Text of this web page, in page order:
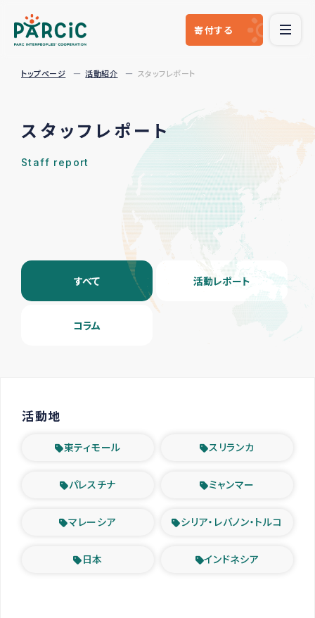
寄付する
トップページ 活動紹介 スタッフレポート
スタッフレポート
Staff report
すべて 活動レポート
コラム
活動地
東ティモール スリランカ
パレスチナ ミャンマー
マレーシア シリア・レバノン・トルコ
日本 インドネシア